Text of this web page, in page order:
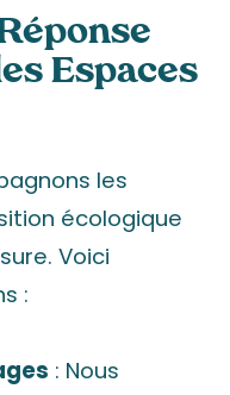
Espaces
les
écologique
Voici
:
: Nous